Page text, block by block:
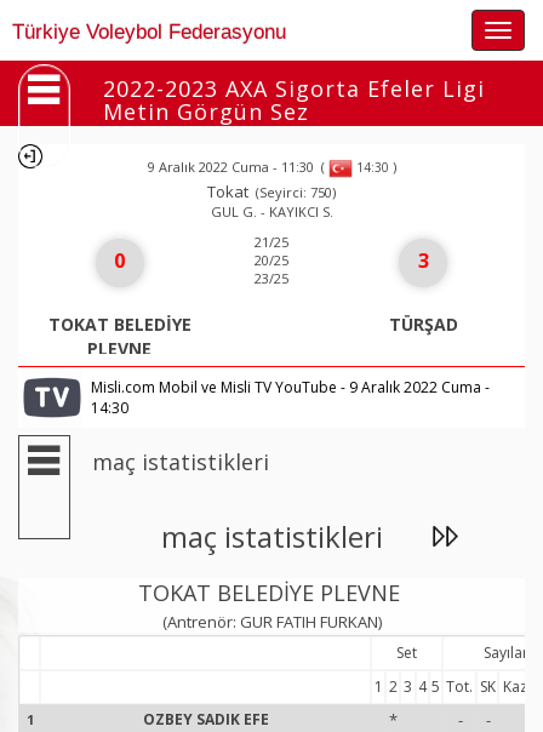
Türkiye Voleybol Federasyonu
2022-2023 AXA Sigorta Efeler Ligi
Metin Görgün Sez
9 Aralık 2022 Cuma - 11:30 ( 14:30 )
Tokat (Seyirci: 750)
GUL G. - KAYIKCI S.
0
TOKAT BELEDİYE
PLEVNE
21/25
20/25
23/25
3
TÜRŞAD
Misli.com Mobil ve Misli TV YouTube - 9 Aralık 2022 Cuma -
14:30
maç istatistikleri
maç istatistikleri
TOKAT BELEDİYE PLEVNE
(Antrenör: GUR FATIH FURKAN)
Set
Sayılar
1 2 3 4 5 Tot. SK Kaz.-
1 OZBEY SADIK EFE * - -